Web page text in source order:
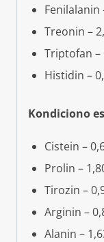
Fenilalanin
Treonin –
Triptofan –
Histidin –
Kondiciono
Cistein –
Prolin –
Tirozin –
Arginin –
Alanin –